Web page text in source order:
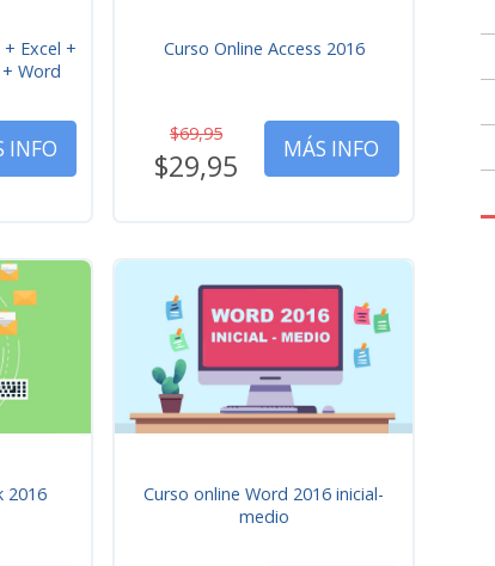
Excel +
Word
INFO
Curso Online Access 2016
$69,95
$29,95 MÁS INFO
2016
Curso online Word 2016 inicial-
medio